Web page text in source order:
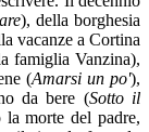
), della borghesia
vacanze a Cortina
famiglia Vanzina),
(Amarsi un po'),
da bere (Sotto il
la morte del padre,